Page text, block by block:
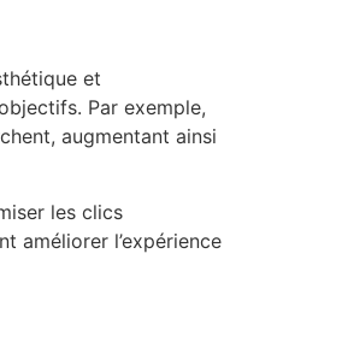
et
Par exemple,
augmentant ainsi
les clics
améliorer l’expérience